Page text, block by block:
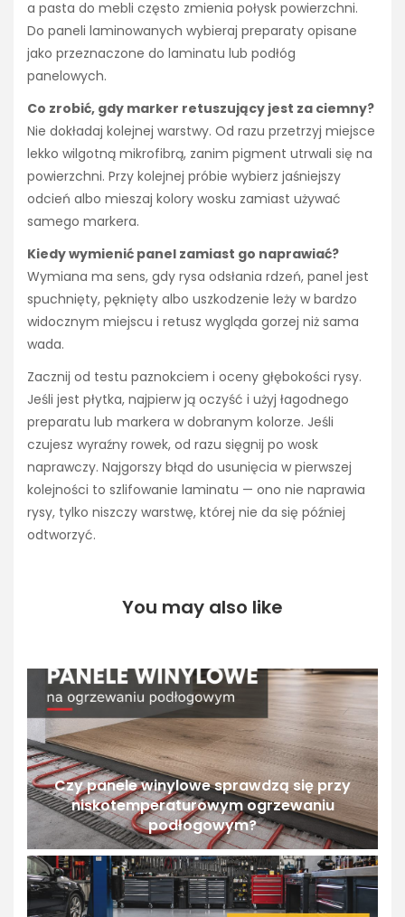
a pasta do mebli często zmienia połysk powierzchni.
Do paneli laminowanych wybieraj preparaty opisane
jako przeznaczone do laminatu lub podłóg
panelowych.
Co zrobić, gdy marker retuszujący jest za ciemny?
Nie dokładaj kolejnej warstwy. Od razu przetrzyj miejsce
lekko wilgotną mikrofibrą, zanim pigment utrwali się na
powierzchni. Przy kolejnej próbie wybierz jaśniejszy
odcień albo mieszaj kolory wosku zamiast używać
samego markera.
Kiedy wymienić panel zamiast go naprawiać?
Wymiana ma sens, gdy rysa odsłania rdzeń, panel jest
spuchnięty, pęknięty albo uszkodzenie leży w bardzo
widocznym miejscu i retusz wygląda gorzej niż sama
wada.
Zacznij od testu paznokciem i oceny głębokości rysy.
Jeśli jest płytka, najpierw ją oczyść i użyj łagodnego
preparatu lub markera w dobranym kolorze. Jeśli
czujesz wyraźny rowek, od razu sięgnij po wosk
naprawczy. Najgorszy błąd do usunięcia w pierwszej
kolejności to szlifowanie laminatu — ono nie naprawia
rysy, tylko niszczy warstwę, której nie da się później
odtworzyć.
You may also like
Czy panele winylowe sprawdzą się przy
niskotemperaturowym ogrzewaniu
podłogowym?